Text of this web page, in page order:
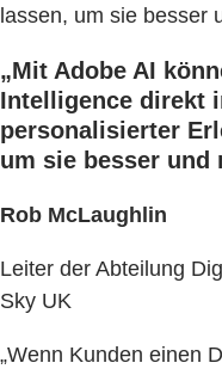
lassen, um sie besser
„Mit Adobe AI
Intelligence direkt
personalisierter
um sie besser und
Rob McLaughlin
Leiter der Abteilung
Sky UK
„Wenn Kunden einen